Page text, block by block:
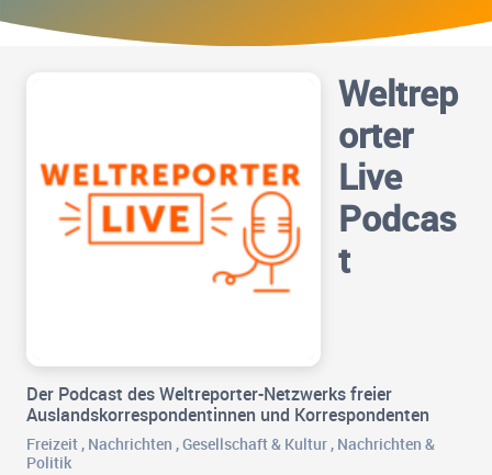
Weltrep
orter
Live
Podcas
t
Der Podcast des Weltreporter-Netzwerks freier
Auslandskorrespondentinnen und Korrespondenten
Freizeit , Nachrichten ,Gesellschaft & Kultur , Nachrichten &
Politik